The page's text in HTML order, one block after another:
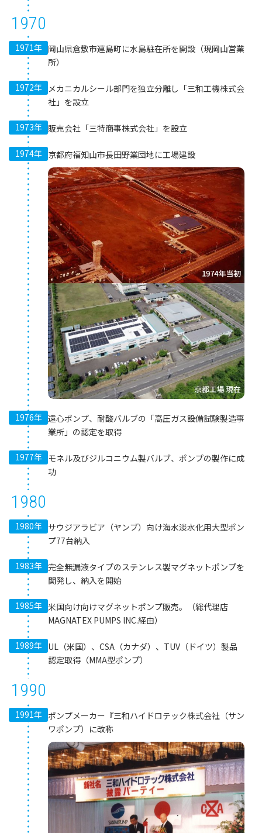
1970
1971年 岡山県倉敷市連島町に水島駐在所を開設（現岡山営業
所）
1972年
メカニカルシール部門を独立分離し「三和工機株式会
社」を設立
1973年 販売会社「三特商事株式会社」を設立
1974年 京都府福知山市長田野業団地に工場建設
1976年 遠心ポンプ、耐酸バルブの「高圧ガス設備試験製造事
業所」の認定を取得
1977年 モネル及びジルコニウム製バルブ、ポンプの製作に成
功
1980
1980年 サウジアラビア（ヤンブ）向け海水淡水化用大型ポン
プ77台納入
1983年 完全無漏液タイプのステンレス製マグネットポンプを
関発し、納入を開始
1985年 米国向け向けマグネットポンプ販売。（総代理店
MAGNATEX PUMPS lNC.経由）
1989年 UL（米国）、CSA（カナダ）、TUV（ドイツ）製品
認定取得（MMA型ポンプ）
1990
1991年 ポンプメーカー『三和ハイドロテック株式会社（サン
ワポンプ）に改称